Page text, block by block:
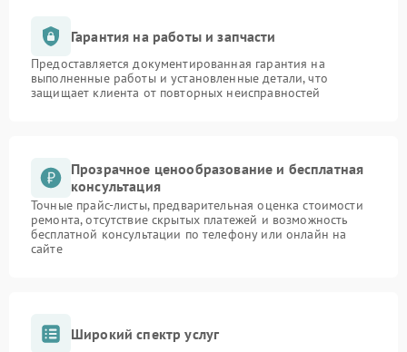
Гарантия на работы и запчасти
Предоставляется документированная гарантия на
выполненные работы и установленные детали, что
защищает клиента от повторных неисправностей
Прозрачное ценообразование и бесплатная
консультация
Точные прайс-листы, предварительная оценка стоимости
ремонта, отсутствие скрытых платежей и возможность
бесплатной консультации по телефону или онлайн на
сайте
Широкий спектр услуг